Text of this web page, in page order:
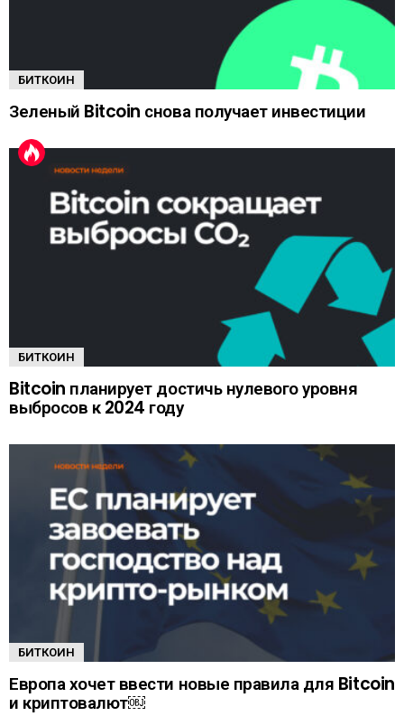
БИТКОИН
Зеленый Bitcoin снова получает инвестиции
БИТКОИН
Bitcoin планирует достичь нулевого уровня
выбросов к 2024 году
БИТКОИН
Европа хочет ввести новые правила для Bitcoin
и криптовалют￼